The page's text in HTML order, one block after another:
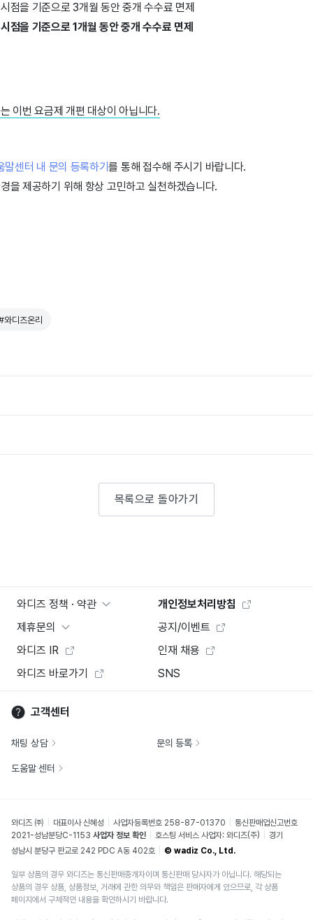
점을 기준으로 3개월 동안 중개 수수료 면제
점을 기준으로 1개월 동안 중개 수수료 면제
이번 요금제 개편 대상이 아닙니다.
말센터 내 문의 등록하기를 통해 접수해 주시기 바랍니다.
을 제공하기 위해 항상 고민하고 실천하겠습니다.
와디즈온리
목록으로 돌아가기
와디즈 정책 · 약관
개인정보처리방침
제휴문의
공지/이벤트
와디즈 IR
인재 채용
와디즈 바로가기
SNS
고객센터
채팅 상담 문의 등록
도움말 센터
와디즈 ㈜ 대표이사 신혜성 사업자등록번호 258-87-01370
통신판매업신고번호
2021-성남분당C-1153 사업자 정보 확인 호스팅 서비스 사업자: 와디즈(주)
경기
성남시 분당구 판교로 242 PDC A동 402호
© wadiz Co., Ltd.
일부 상품의 경우 와디즈는 통신판매중개자이며 통신판매 당사자가 아닙니다. 해당되는
상품의 경우 상품, 상품정보, 거래에 관한 의무와 책임은 판매자에게 있으므로, 각 상품
페이지에서 구체적인 내용을 확인하시기 바랍니다.